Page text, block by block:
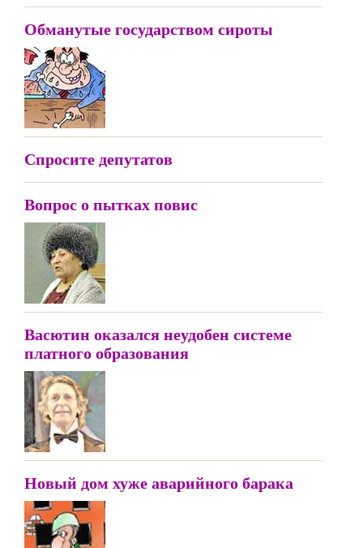
Обманутые государством сироты
Спросите депутатов
Вопрос о пытках повис
Васютин оказался неудобен системе
платного образования
Новый дом хуже аварийного барака